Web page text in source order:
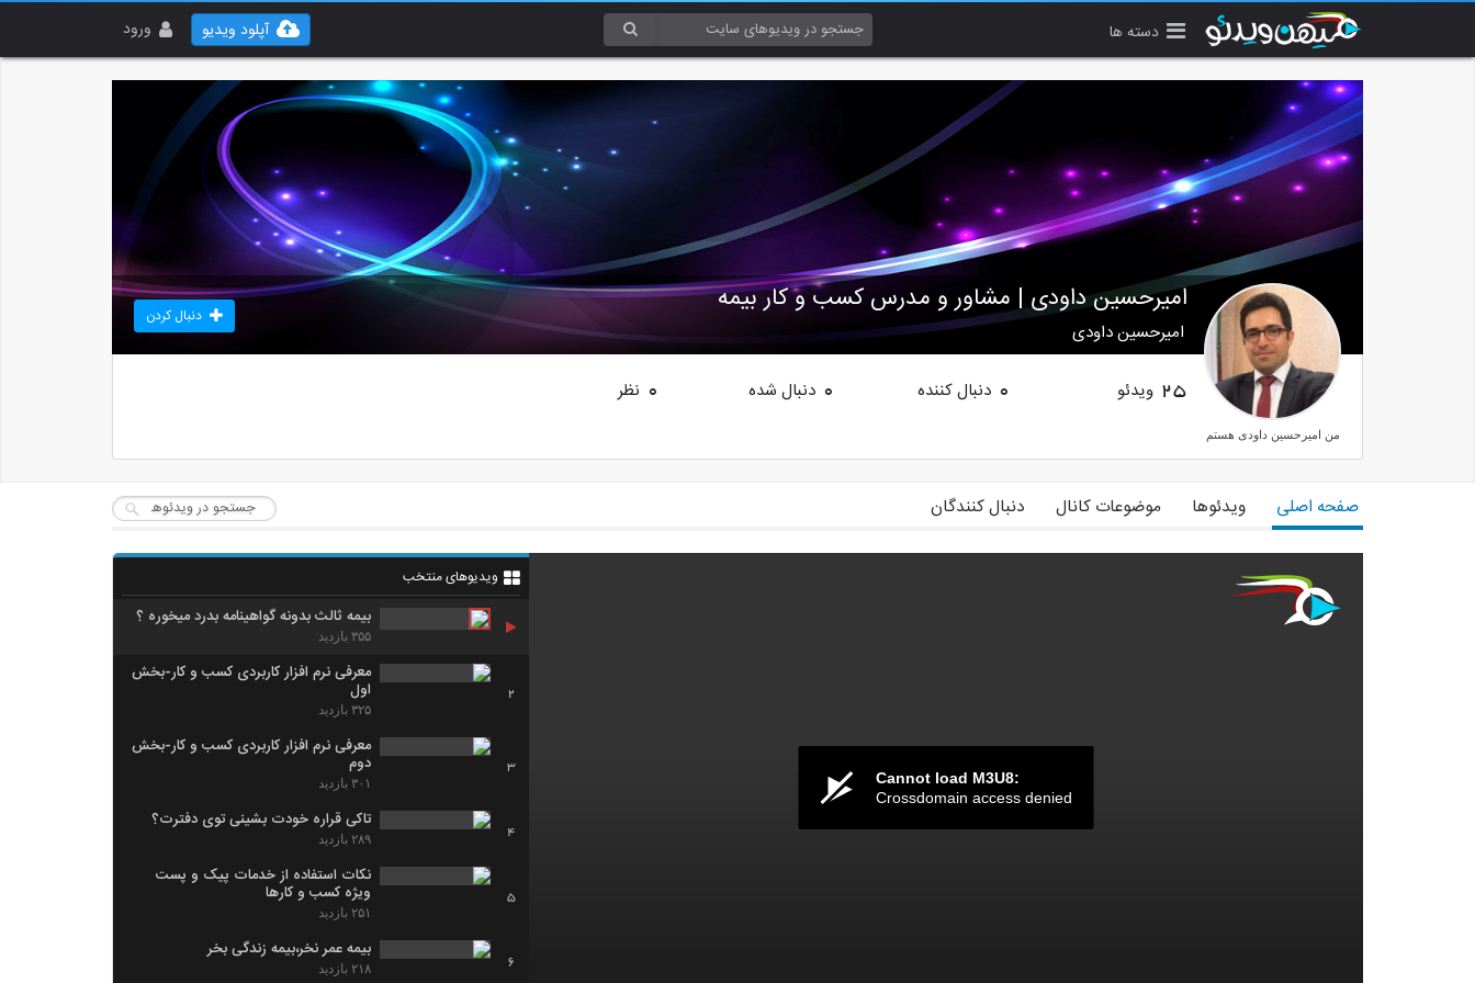
دسته ها ورود آپلود ویدیو
امیرحسین داودی | مشاور و مدرس کسب و کار بیمه
امیرحسین داودی
دنبال کردن
25 ویدئو 0 دنبال کننده 0 دنبال شده 0 نظر
من امیرحسین داودی هستم
مشاور و مدرس کسب و کار بیمه
صفحه اصلی ویدئوها موضوعات کانال دنبال کنندگان
Cannot load M3U8:
Crossdomain access denied
ویدیوهای منتخب
بیمه ثالث بدونه گواهینامه بدرد میخوره ؟
۳۵۵ بازدید
2
معرفی نرم افزار کاربردی کسب و کار-بخش
اول
۳۲۵ بازدید
3
معرفی نرم افزار کاربردی کسب و کار-بخش
دوم
۳۰۱ بازدید
4
تاکی قراره خودت بشینی توی دفترت؟
۲۸۹ بازدید
5
نکات استفاده از خدمات پیک و پست
ویژه کسب و کارها
۲۵۱ بازدید
6
بیمه عمر نخر،بیمه زندگی بخر
۲۱۸ بازدید